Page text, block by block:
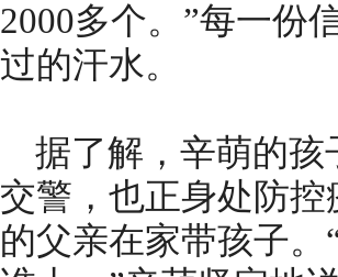
2000多个。”每一份
过的汗水。
据了解，辛萌的
交警，也正身处防
的父亲在家带孩子